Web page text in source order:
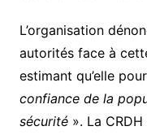
L’organisation
autorités face à
estimant qu’elle
confiance de la
sécurité ». La